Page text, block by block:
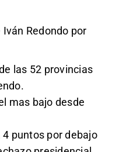
Redondo por
las 52 provincias
mas bajo desde
puntos por debajo